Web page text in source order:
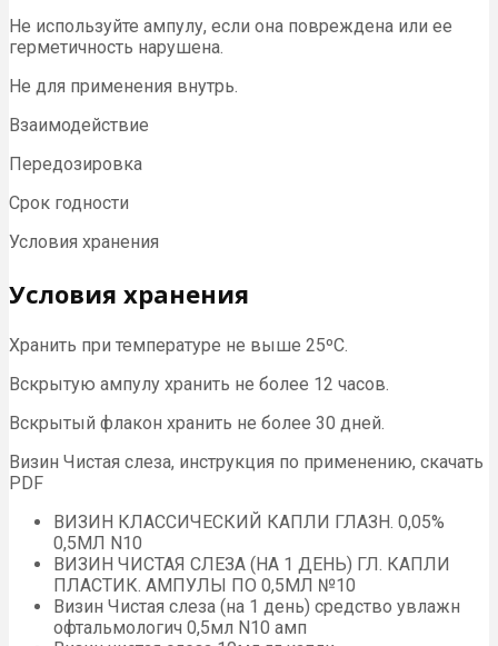
Не используйте ампулу, если она повреждена или ее
герметичность нарушена.
Не для применения внутрь.
Взаимодействие
Передозировка
Срок годности
Условия хранения
Условия хранения
Хранить при температуре не выше 25ºС.
Вскрытую ампулу хранить не более 12 часов.
Вскрытый флакон хранить не более 30 дней.
Визин Чистая слеза, инструкция по применению, скачать
PDF
ВИЗИН КЛАССИЧЕСКИЙ КАПЛИ ГЛАЗН. 0,05%
0,5МЛ N10
ВИЗИН ЧИСТАЯ СЛЕЗА (НА 1 ДЕНЬ) ГЛ. КАПЛИ
ПЛАСТИК. АМПУЛЫ ПО 0,5МЛ №10
Визин Чистая слеза (на 1 день) средство увлажн
офтальмологич 0,5мл N10 амп